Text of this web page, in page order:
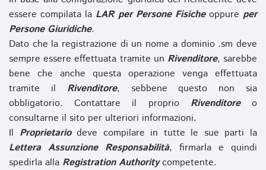
essere compilata la LAR per Persone Fisicheoppure per
Persone Giuridiche.
Dato che la registrazione di un nome a dominio .sm deve
sempre essere effettuata tramite un Rivenditore, sarebbe
bene che anche questa operazione venga effettuata
tramite il Rivenditore, sebbene questo non sia
obbligatorio. Contattare il proprio Rivenditoreo
consultarne il sito per ulteriori informazioni.
Il Proprietariodeve compilare in tutte le sue parti la
Lettera Assunzione Responsabilità, firmarla e quindi
spedirla alla Registration Authoritycompetente.